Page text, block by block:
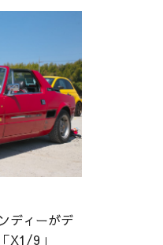
ディーがデ
X1/9」